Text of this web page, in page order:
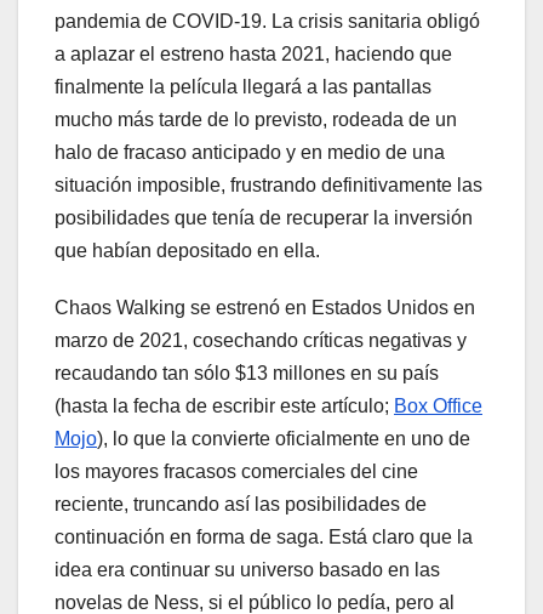
pandemia de COVID-19. La crisis sanitaria obligó
a aplazar el estreno hasta 2021, haciendo que
finalmente la película llegará a las pantallas
mucho más tarde de lo previsto, rodeada de un
halo de fracaso anticipado y en medio de una
situación imposible, frustrando definitivamente las
posibilidades que tenía de recuperar la inversión
que habían depositado en ella.
Chaos Walking se estrenó en Estados Unidos en
marzo de 2021, cosechando críticas negativas y
recaudando tan sólo $13 millones en su país
(hasta la fecha de escribir este artículo; Box Office
Mojo), lo que la convierte oficialmente en uno de
los mayores fracasos comerciales del cine
reciente, truncando así las posibilidades de
continuación en forma de saga. Está claro que la
idea era continuar su universo basado en las
novelas de Ness, si el público lo pedía, pero al